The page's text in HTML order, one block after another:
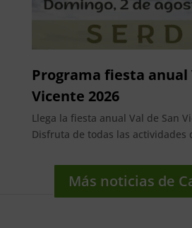
Programa fiesta anual
Vicente 2026
Llega la fiesta anual Val de San
Disfruta de todas las actividades
Más noticias de